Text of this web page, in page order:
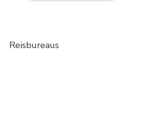
Reisbureaus